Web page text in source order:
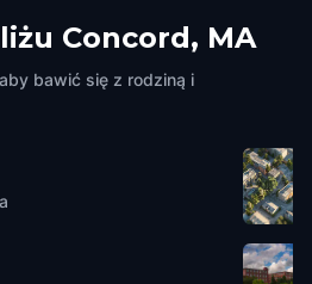
Concord, MA
bawić się z rodziną i